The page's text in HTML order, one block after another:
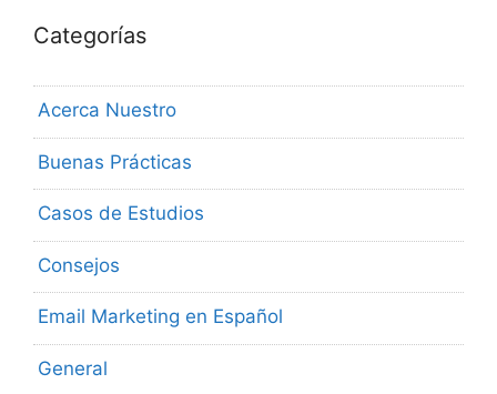
Categorías
Acerca Nuestro
Buenas Prácticas
Casos de Estudios
Consejos
Email Marketing en Español
General